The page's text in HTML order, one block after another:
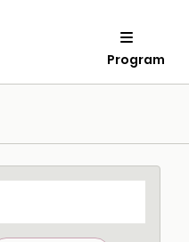
Program